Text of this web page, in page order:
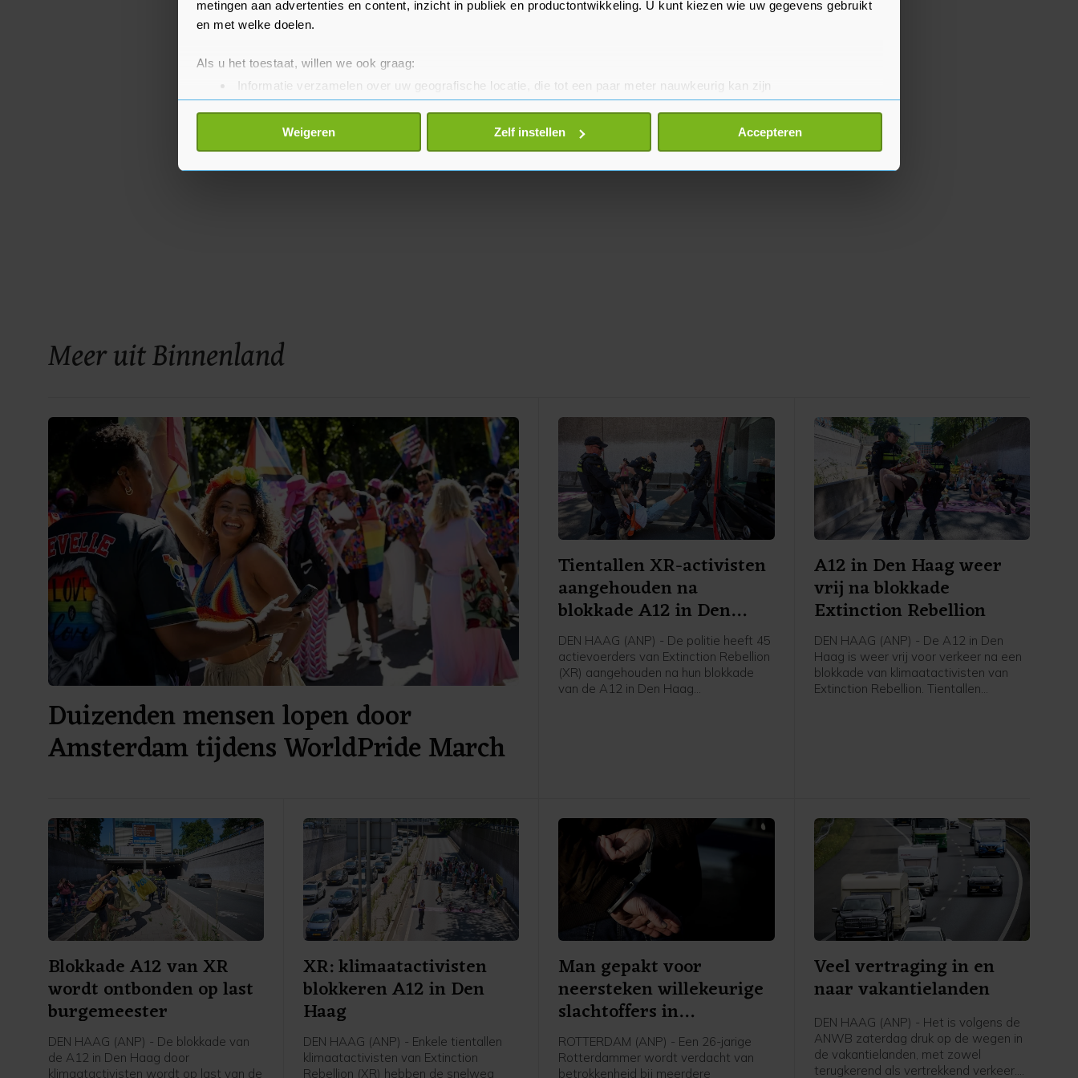
metingen aan advertenties en content, inzicht in publiek en productontwikkeling. U kunt kiezen wie uw gegevens gebruikt
en met welke doelen.
Als u het toestaat, willen we ook graag:
Informatie verzamelen over uw geografische locatie, die tot een paar meter nauwkeurig kan zijn
Uw apparaat identificeren door het actief te scannen op specifieke eigenschappen (fingerprinting)
Lees meer over hoe uw persoonlijke gegevens worden verwerkt en stel uw voorkeuren in het
detailgedeelte
toestemming op elk moment wijzigen of intrekken in de Cookieverklaring.
Weigeren Zelf instellen Accepteren
Meer uit Binnenland
Duizenden mensen lopen door
Amsterdam tijdens WorldPride March
Tientallen XR-activisten
aangehouden na
blokkade A12 in Den
Haag
DEN HAAG (ANP) - De politie heeft 45
actievoerders van Extinction Rebellion
(XR) aangehouden na hun blokkade
van de A12 in Den Haag
A12 in Den Haag weer
vrij na blokkade
Extinction Rebellion
DEN HAAG (ANP) - De A12 in Den
Haag is weer vrij voor verkeer na een
blokkade van klimaatactivisten van
Extinction Rebellion. Tientallen
politiewoordvoerder.
Blokkade A12 van XR
wordt ontbonden op last
burgemeester
DEN HAAG (ANP) - De blokkade van
de A12 in Den Haag door
klimaatactivisten wordt op last van de
XR: klimaatactivisten
blokkeren A12 in Den
Haag
DEN HAAG (ANP) - Enkele tientallen
klimaatactivisten van Extinction
Rebellion (XR) hebben de snelweg
Man gepakt voor
neersteken willekeurige
slachtoffers in
Rotterdam
ROTTERDAM (ANP) - Een 26-jarige
Rotterdammer wordt verdacht van
betrokkenheid bij meerdere
Veel vertraging in en
naar vakantielanden
DEN HAAG (ANP) - Het is volgens de
ANWB zaterdag druk op de wegen in
de vakantielanden, met zowel
terugkerend als vertrekkend verkeer.